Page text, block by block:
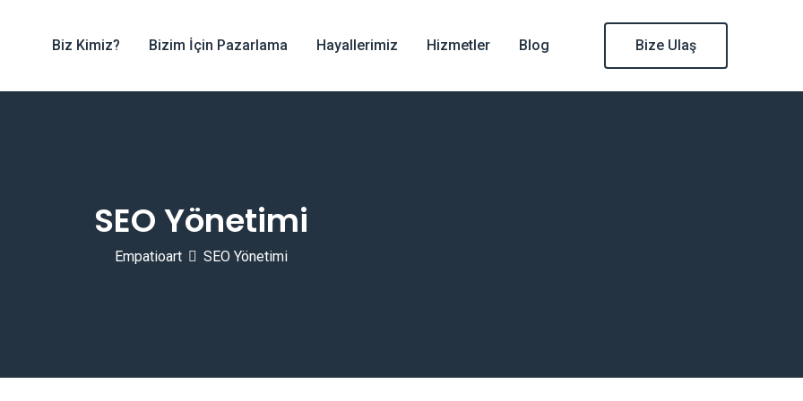
Biz Kimiz? Bizim İçin Pazarlama Hayallerimiz Hizmetler Blog Bize Ulaş
SEO Yönetimi
Empatioart SEO Yönetimi